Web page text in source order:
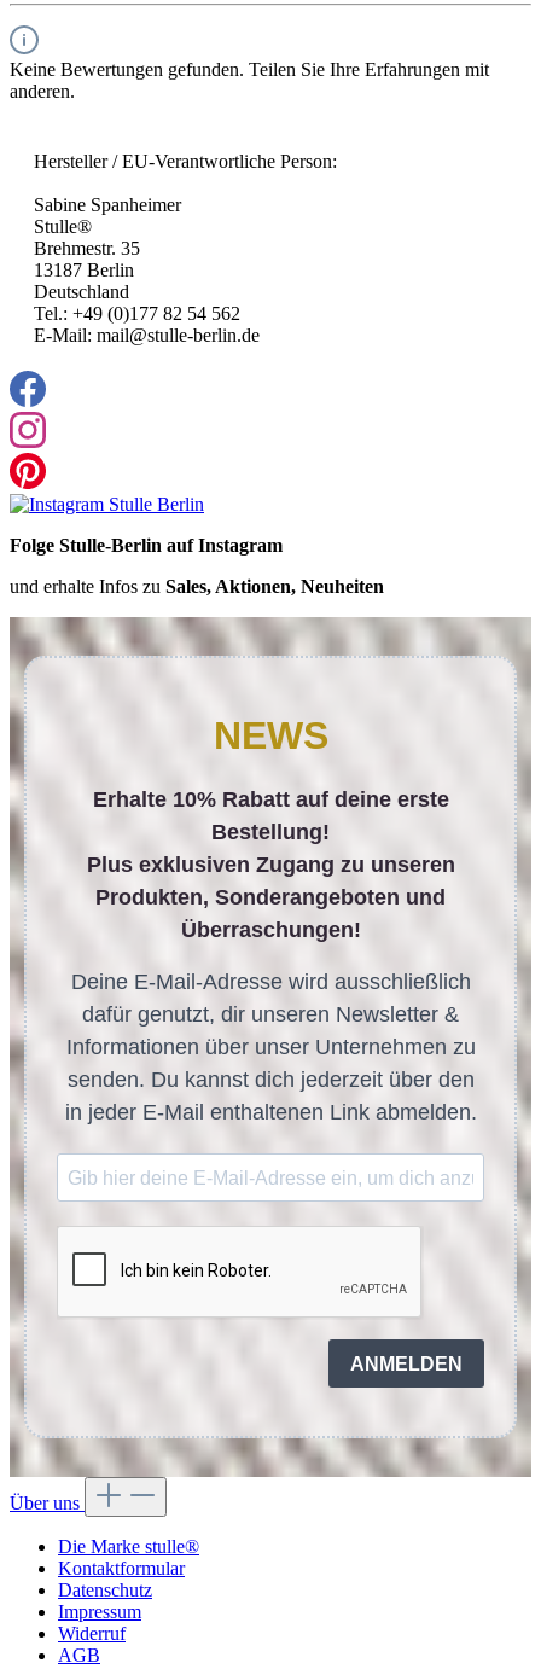
Keine Bewertungen gefunden. Teilen Sie Ihre Erfahrungen mit
anderen.
Hersteller / EU-Verantwortliche Person:
Sabine Spanheimer
Stulle®
Brehmestr. 35
13187 Berlin
Deutschland
Tel.: +49 (0)177 82 54 562
E-Mail: mail@stulle-berlin.de
Folge Stulle-Berlin auf Instagram
und erhalte Infos zu Sales, Aktionen, Neuheiten
NEWS
Erhalte 10% Rabatt auf deine erste
Bestellung!
Plus exklusiven Zugang zu unseren
Produkten, Sonderangeboten und
Überraschungen!
Deine E-Mail-Adresse wird ausschließlich
dafür genutzt, dir unseren Newsletter &
Informationen über unser Unternehmen zu
senden. Du kannst dich jederzeit über den
in jeder E-Mail enthaltenen Link abmelden.
ANMELDEN
Über uns
Die Marke stulle®
Kontaktformular
Datenschutz
Impressum
Widerruf
AGB